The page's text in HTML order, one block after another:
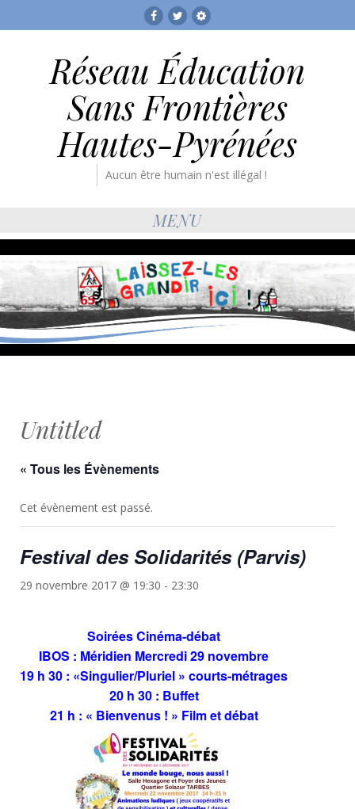
Facebook
TwitterRESF
Réseau Éducation
Sans Frontières
Hautes-Pyrénées
Aucun être humain n'est illégal !
MENU
Untitled
« Tous les Évènements
Cet évènement est passé.
Festival des Solidarités (Parvis)
29 novembre 2017 @ 19:30 - 23:30
Soirées Cinéma-débat
IBOS : Méridien Mercredi 29 novembre
19 h 30 : «Singulier/Pluriel » courts-métrages
20 h 30 : Buffet
21 h : « Bienvenus ! » Film et débat